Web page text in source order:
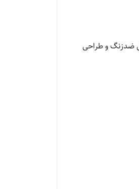
ضدزنگ و طراحی